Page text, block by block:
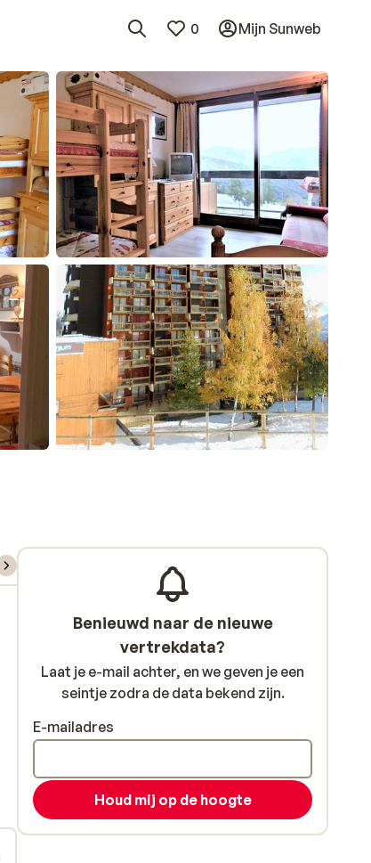
0 Mijn Sunweb
Benieuwd naar de nieuwe
vertrekdata?
Laat je e-mail achter, en we geven je een
seintje zodra de data bekend zijn.
E-mailadres
Houd mij op de hoogte